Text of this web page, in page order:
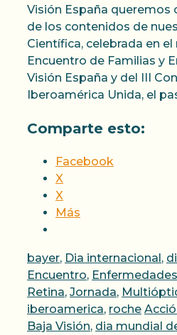
Visión España queremos
de los contenidos de
Científica, celebrada en
Encuentro de Familias y
Visión España y del III
Iberoamérica Unida, el
Comparte esto:
Facebook
X
X
Más
Categorías
bayer, Dia internacional,
Encuentro,
Retina, Jornada,
iberoamerica, roche
Baja Visión, dia mundial